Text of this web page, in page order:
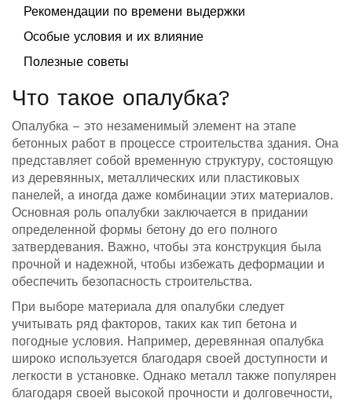
Рекомендации по времени выдержки
Особые условия и их влияние
Полезные советы
Что такое опалубка?
Опалубка – это незаменимый элемент на этапе
бетонных работ в процессе строительства здания. Она
представляет собой временную структуру, состоящую
из деревянных, металлических или пластиковых
панелей, а иногда даже комбинации этих материалов.
Основная роль опалубки заключается в придании
определенной формы бетону до его полного
затвердевания. Важно, чтобы эта конструкция была
прочной и надежной, чтобы избежать деформации и
обеспечить безопасность строительства.
При выборе материала для опалубки следует
учитывать ряд факторов, таких как тип бетона и
погодные условия. Например, деревянная опалубка
широко используется благодаря своей доступности и
легкости в установке. Однако металл также популярен
благодаря своей высокой прочности и долговечности,